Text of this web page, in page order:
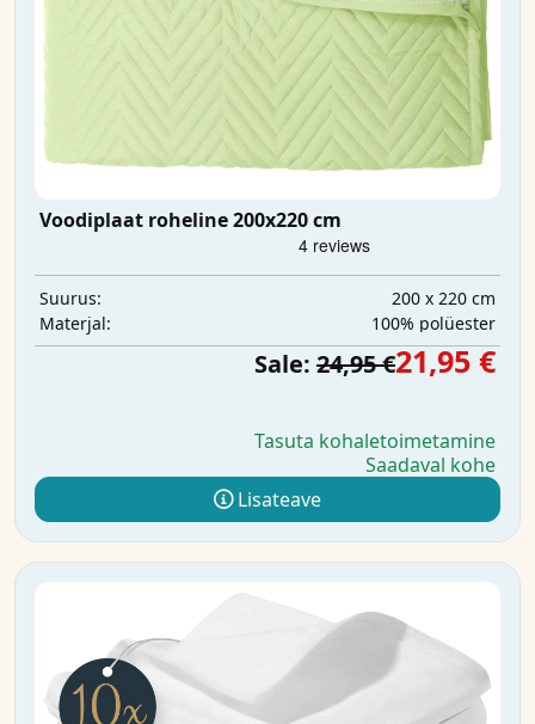
Voodiplaat roheline 200x220 cm
Suurus:
200 x 220 cm
Materjal:
100% polüester
Sale: 24,95 €21,95 €
Tasuta kohaletoimetamine
Saadaval kohe
Lisateave